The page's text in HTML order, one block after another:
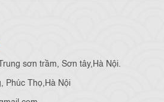
sơn trầm, Sơn tây,Hà Nội.
Phúc Thọ,Hà Nội